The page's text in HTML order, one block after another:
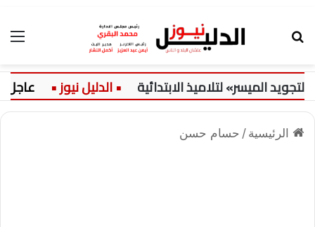
لتلاميذ الابتدائية عاجل:
الرئيسية / حسام حسن